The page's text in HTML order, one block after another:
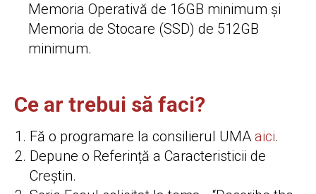
Memoria Operativă de 16GB minimum și
Memoria de Stocare (SSD) de 512GB
minimum.
Ce ar trebui să faci?
Fă o programare la consilierul UMA aici.
Depune o Referință a Caracteristicii de
Creștin.